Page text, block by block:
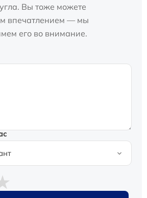
Вы тоже можете
впечатлением — мы
его во внимание.